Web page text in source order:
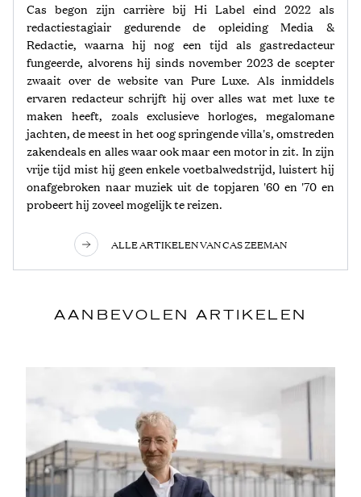
Cas begon zijn carrière bij Hi Label eind 2022 als
redactiestagiair gedurende de opleiding Media &
Redactie, waarna hij nog een tijd als gastredacteur
fungeerde, alvorens hij sinds november 2023 de scepter
zwaait over de website van Pure Luxe. Als inmiddels
ervaren redacteur schrijft hij over alles wat met luxe te
maken heeft, zoals exclusieve horloges, megalomane
jachten, de meest in het oog springende villa's, omstreden
zakendeals en alles waar ook maar een motor in zit. In zijn
vrije tijd mist hij geen enkele voetbalwedstrijd, luistert hij
onafgebroken naar muziek uit de topjaren '60 en '70 en
probeert hij zoveel mogelijk te reizen.
ALLE ARTIKELEN VAN CAS ZEEMAN
AANBEVOLEN ARTIKELEN